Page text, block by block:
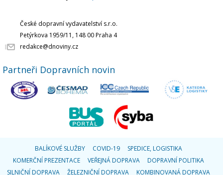
České dopravní vydavatelství s.r.o.
Petýrkova 1959/11, 148 00 Praha 4
redakce@dnoviny.cz
Partneři Dopravních novin
BALÍKOVÉ SLUŽBY COVID-19
SPEDICE, LOGISTIKA
KOMERČNÍ PREZENTACE
VEŘEJNÁ DOPRAVA
DOPRAVNÍ POLITIKA
SILNIČNÍ DOPRAVA
ŽELEZNIČNÍ DOPRAVA KOMBINOVANÁ DOPRAVA